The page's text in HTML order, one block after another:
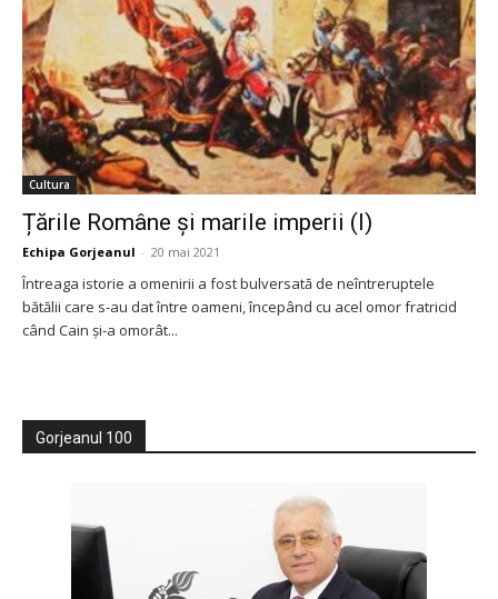
Cultura
Țările Române și marile imperii (I)
Echipa Gorjeanul - 20 mai 2021
Întreaga istorie a omenirii a fost bulversată de neîntreruptele
bătălii care s-au dat între oameni, începând cu acel omor fratricid
când Cain și-a omorât...
Gorjeanul 100